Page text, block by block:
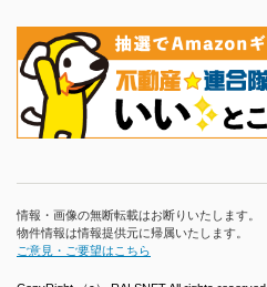
情報・画像の無断転載はお断りいたします。
物件情報は情報提供元に帰属いたします。
ご意見・ご要望はこちら